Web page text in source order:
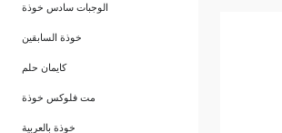
الوجبات سادس خوذة
خوذة السابقين
كايمان حلم
مت فلوكس خوذة
خوذة بالعربية